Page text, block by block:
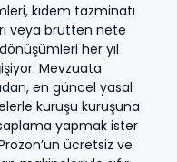
kıdem tazminatı
veya brütten nete
her yıl
Mevzuata
en güncel yasal
kuruşu kuruşuna
yapmak ister
ücretsiz ve